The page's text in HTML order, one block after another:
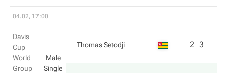
04.02, 17:00
Davis
Cup
World
Group
Male
Single
Thomas Setodji 2 3